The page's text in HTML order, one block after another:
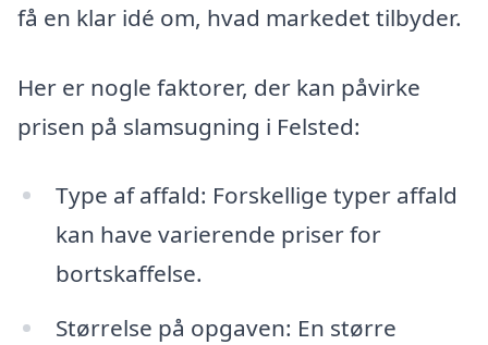
få en klar idé om, hvad markedet tilbyder.
Her er nogle faktorer, der kan påvirke
prisen på slamsugning i Felsted:
Type af affald: Forskellige typer affald
kan have varierende priser for
bortskaffelse.
Størrelse på opgaven: En større